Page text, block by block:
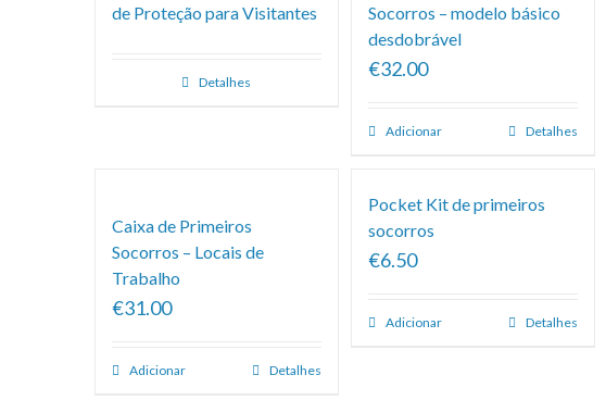
de Proteção para Visitantes
Detalhes
Socorros – modelo básico
desdobrável
€32.00
Adicionar Detalhes
Caixa de Primeiros
Socorros – Locais de
Trabalho
€31.00
Adicionar Detalhes
Pocket Kit de primeiros
socorros
€6.50
Adicionar Detalhes